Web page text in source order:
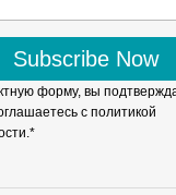
Subscribe Now
форму, вы
с политикой